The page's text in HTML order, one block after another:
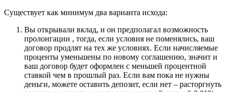
Существует как минимум два варианта исхода:
Вы открывали вклад, и он предполагал возможность
пролонгации , тогда, если условия не поменялись, ваш
договор продлят на тех же условиях. Если начисляемые
проценты уменьшены по новому соглашению, значит и
ваш договор будет оформлен с меньшей процентной
ставкой чем в прошлый раз. Если вам пока не нужны
деньги, можете оставить депозит, если нет – расторгнуть